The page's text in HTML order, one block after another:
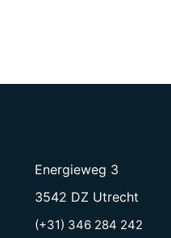
Energieweg 3
3542 DZ Utrecht
(+31) 346 284 242